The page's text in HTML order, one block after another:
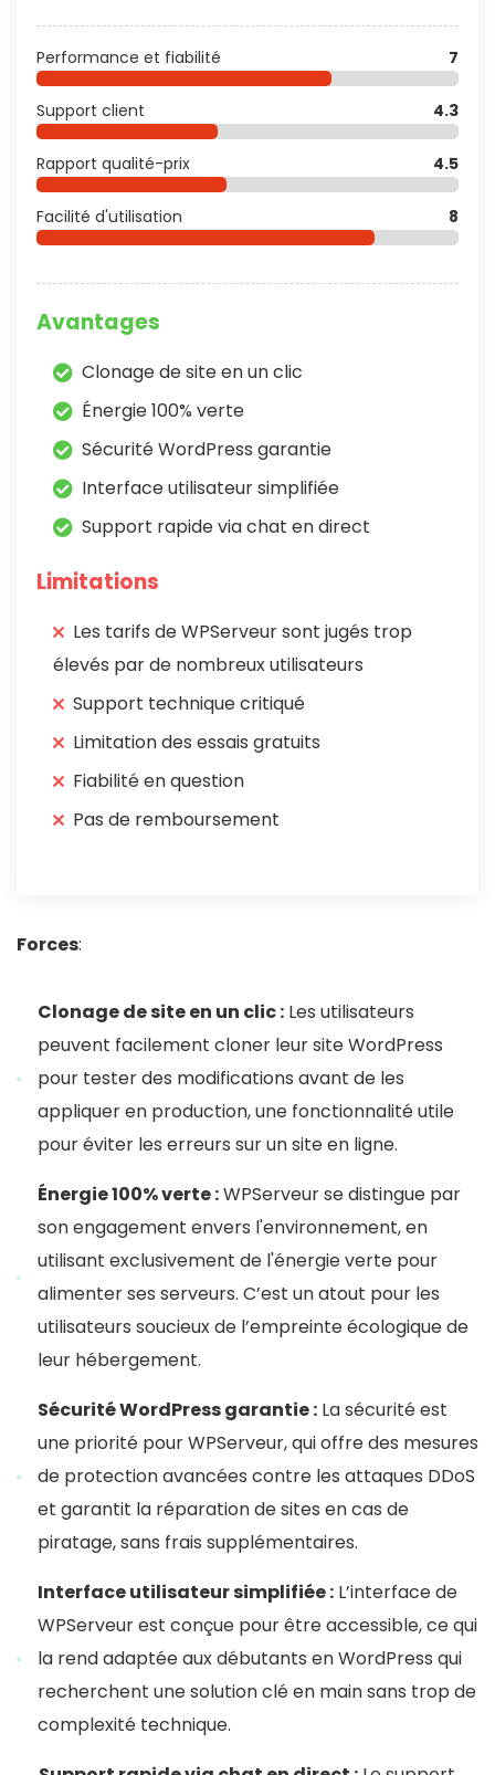
Performance et fiabilité 7
Support client 4.3
Rapport qualité-prix 4.5
Facilité d'utilisation 8
Avantages
Clonage de site en un clic
Énergie 100% verte
Sécurité WordPress garantie
Interface utilisateur simplifiée
Support rapide via chat en direct
Limitations
Les tarifs de WPServeur sont jugés trop
élevés par de nombreux utilisateurs
Support technique critiqué
Limitation des essais gratuits
Fiabilité en question
Pas de remboursement
Forces:
Clonage de site en un clic : Les utilisateurs
peuvent facilement cloner leur site WordPress
pour tester des modifications avant de les
appliquer en production, une fonctionnalité utile
pour éviter les erreurs sur un site en ligne.
Énergie 100% verte :WPServeur se distingue par
son engagement envers l'environnement, en
utilisant exclusivement de l'énergie verte pour
alimenter ses serveurs. C’est un atout pour les
utilisateurs soucieux de l’empreinte écologique de
leur hébergement.
Sécurité WordPress garantie :La sécurité est
une priorité pour WPServeur, qui offre des mesures
de protection avancées contre les attaques DDoS
et garantit la réparation de sites en cas de
piratage, sans frais supplémentaires.
Interface utilisateur simplifiée : L’interface de
WPServeur est conçue pour être accessible, ce qui
la rend adaptée aux débutants en WordPress qui
recherchent une solution clé en main sans trop de
complexité technique.